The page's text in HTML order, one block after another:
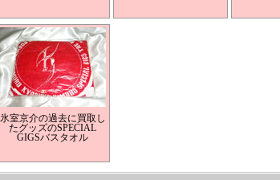
氷室京介の過去に買取し
たグッズのSPECIAL
GIGSバスタオル